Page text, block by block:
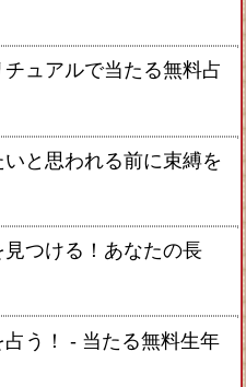
ュアルで当たる無料占
と思われる前に束縛を
つける！あなたの長
う！ ‐ 当たる無料生年